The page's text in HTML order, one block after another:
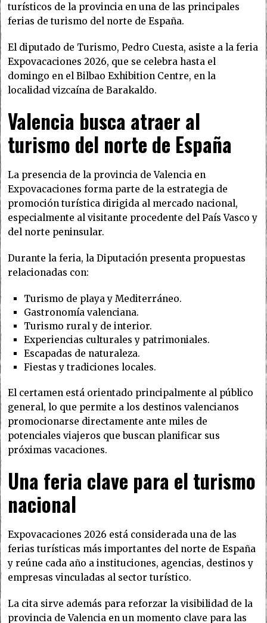
turísticos de la provincia en una de las principales
ferias de turismo del norte de España.
El diputado de Turismo, Pedro Cuesta, asiste a la feria
Expovacaciones 2026, que se celebra hasta el
domingo en el Bilbao Exhibition Centre, en la
localidad vizcaína de Barakaldo.
Valencia busca atraer al
turismo del norte de España
La presencia de la provincia de Valencia en
Expovacaciones forma parte de la estrategia de
promoción turística dirigida al mercado nacional,
especialmente al visitante procedente del País Vasco y
del norte peninsular.
Durante la feria, la Diputación presenta propuestas
relacionadas con:
Turismo de playa y Mediterráneo.
Gastronomía valenciana.
Turismo rural y de interior.
Experiencias culturales y patrimoniales.
Escapadas de naturaleza.
Fiestas y tradiciones locales.
El certamen está orientado principalmente al público
general, lo que permite a los destinos valencianos
promocionarse directamente ante miles de
potenciales viajeros que buscan planificar sus
próximas vacaciones.
Una feria clave para el turismo
nacional
Expovacaciones 2026 está considerada una de las
ferias turísticas más importantes del norte de España
y reúne cada año a instituciones, agencias, destinos y
empresas vinculadas al sector turístico.
La cita sirve además para reforzar la visibilidad de la
provincia de Valencia en un momento clave para las